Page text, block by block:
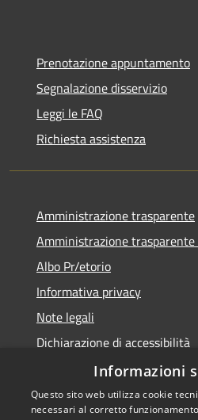
Prenotazione appuntamento
Segnalazione disservizio
Leggi le FAQ
Richiesta assistenza
Amministrazione trasparente
Amministrazione
Albo Pr/etorio
Informativa privacy
Note legali
Dichiarazione di accessibilità
Obiettivi di accessibilità
Informazioni
Questo sito web utilizza cookie
necessari al corretto